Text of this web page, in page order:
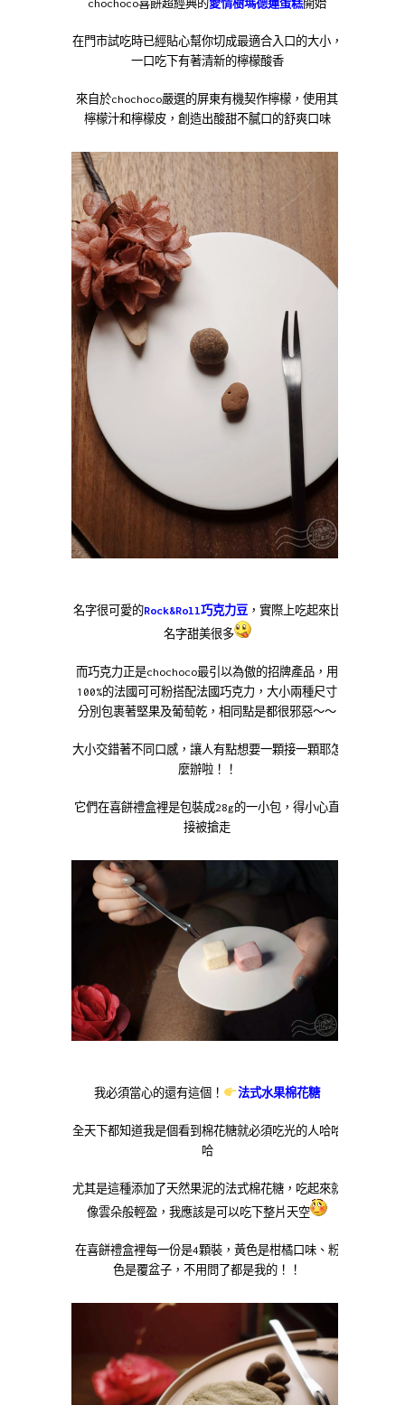
chochoco喜餅超經典的愛情樹瑪德蓮蛋糕開始
在門市試吃時已經貼心幫你切成最適合入口的大小，
一口吃下有著清新的檸檬酸香
來自於chochoco嚴選的屏東有機契作檸檬，使用其
檸檬汁和檸檬皮，創造出酸甜不膩口的舒爽口味
名字很可愛的Rock&Roll巧克力豆，實際上吃起來比
名字甜美很多
而巧克力正是chochoco最引以為傲的招牌產品，用
100%的法國可可粉搭配法國巧克力，大小兩種尺寸
分別包裹著堅果及葡萄乾，相同點是都很邪惡～～
大小交錯著不同口感，讓人有點想要一顆接一顆耶怎
麼辦啦！！
它們在喜餅禮盒裡是包裝成28g的一小包，得小心直
接被搶走
我必須當心的還有這個！ 法式水果棉花糖
全天下都知道我是個看到棉花糖就必須吃光的人哈哈
哈
尤其是這種添加了天然果泥的法式棉花糖，吃起來就
像雲朵般輕盈，我應該是可以吃下整片天空
在喜餅禮盒裡每一份是4顆裝，黃色是柑橘口味、粉
色是覆盆子，不用問了都是我的！！